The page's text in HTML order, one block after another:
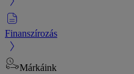
Finanszírozás
Márkáink